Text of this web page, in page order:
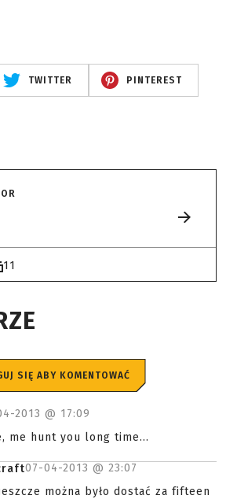
TWITTER PINTEREST
11
SIĘ ABY KOMENTOWAĆ
2013 @ 17:09
me hunt you long time...
07-04-2013 @ 23:07
można było dostać za fifteen